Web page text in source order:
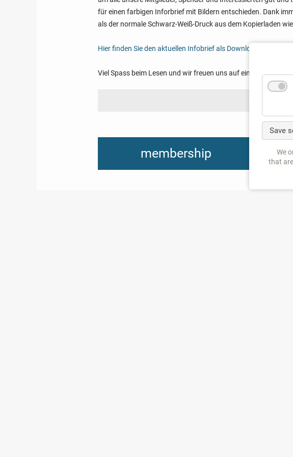
für einen farbigen Inforbrief mit Bildern entschieden. Dank
als der normale Schwarz-Weiß-Druck aus dem Kopierladen
Hier finden Sie den aktuellen Infobrief als Download inklusive
Viel Spass beim Lesen und wir freuen uns auf ein
membership
Save
We
that